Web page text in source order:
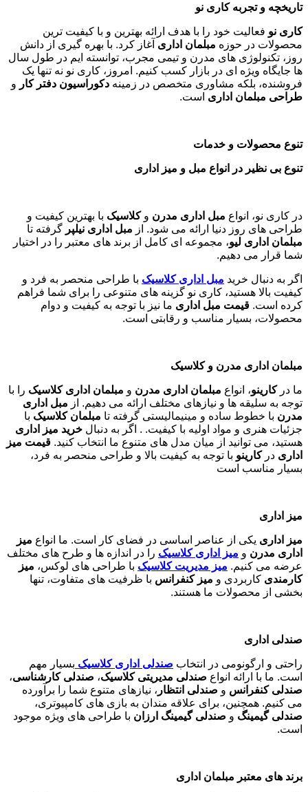
تاریخچه و تجربه کاری نو
کاری نو فعالیت خود را با هدف ارائه بهترین و با کیفیت ترین
محصولات در حوزه مبلمان اداری آغاز کرد. با بهره گیری از دانش
روز، تکنولوژی های مدرن و تیمی مجرب، توانسته ایم در طول سال
ها جایگاه ویژه ای در بازار کسب کنیم. امروز، کاری نو نه تنها یک
فروشنده، بلکه مشاوری متخصص در زمینه دکوراسیون دفتر کار و
طراحی مبلمان اداری است.
تنوع محصولات و خدمات
تنوع بی نظیر در انواع مبل و میز اداری
در کاری نو، انواع مبل اداری مدرن وکلاسیک با بهترین کیفیت و
طراحی های روز دنیا ارائه می شود. از مبل اداری نیلپر گرفته تا
مبلمان اداری لیو، مجموعه ای کامل از برند های معتبر را در اختیار
شما قرار می دهیم.
اگر به دنبال خرید مبل اداری کلاسیک با طراحی منحصر به فرد و
کیفیت بالا هستید، کاری نو گزینه های متنوعی را برای شما فراهم
کرده است. قیمت مبل اداری ما نیز با توجه به کیفیت و دوام
محصولات، بسیار مناسب و رقابتی است.
مبلمان اداری مدرن و کلاسیک
ما درکارینو، انواع مبلمان اداری مدرن و مبلمان اداری کلاسیک را با
توجه به سلیقه ها و نیازهای مختلف ارائه می دهیم. از مبل اداری
مدرن با خطوط ساده و مینیمالیستی گرفته تا مبلمان کلاسیک با
جزئیات هنری و مواد اولیه با کیفیت. . اگر به دنبال خرید میز اداری
هستید، می توانید از میان مدل های متنوع ما انتخاب کنید. قیمت میز
اداری درکارینو با توجه به کیفیت بالا و طراحی منحصر به فرد،
بسیار مناسب است
میز اداری
میز اداری یکی از عناصر اساسی در فضای کار است. ما انواع میز
اداری مدرن و میز اداری کلاسیک را در اندازه ها و طرح های مختلف
عرضه می کنیم. میز مدیریت کلاسیک با طراحی های لوکس، میز
کارمندی کاربردی و میز کنفرانس با ظرفیت های متفاوت، تنها
بخشی از محصولات ما هستند.
صندلی اداری
راحتی و ارگونومی در انتخاب صندلی اداری کلاسیک بسیار مهم
است. ما با ارائه انواع صندلی مدیریتی کلاسیک، صندلی کارشناسی،
صندلی کنفرانس و صندلی انتظار ، نیازهای متنوع شما را برآورده
می کنیم. همچنین، برای علاقه مندان به بازی های کامپیوتری،
صندلی گیمینگ و صندلی گیمینگ ارزان با طراحی های ویژه موجود
است.
برند های معتبر مبلمان اداری